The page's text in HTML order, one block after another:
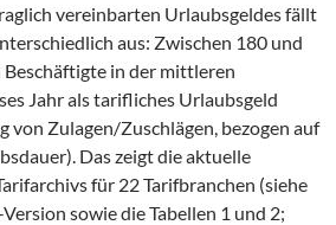
vereinbarten Urlaubsgeldes fällt
aus: Zwischen 180 und
Beschäftigte in der mittleren
Jahr als tarifliches Urlaubsgeld
von Zulagen/Zuschlägen, bezogen auf
Das zeigt die aktuelle
für 22 Tarifbranchen (siehe
sowie die Tabellen 1 und 2;